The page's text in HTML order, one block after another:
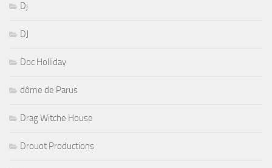
Dj
DJ
Doc Holliday
dôme de Parus
Drag Witche House
Drouot Productions